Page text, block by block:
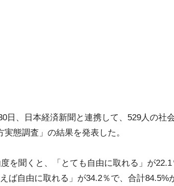
日、日本経済新聞と連携して、529人の社
態調査」の結果を発表した。
を聞くと、「とても自由に取れる」が
ば自由に取れる」が34.2％で、合計84.5%